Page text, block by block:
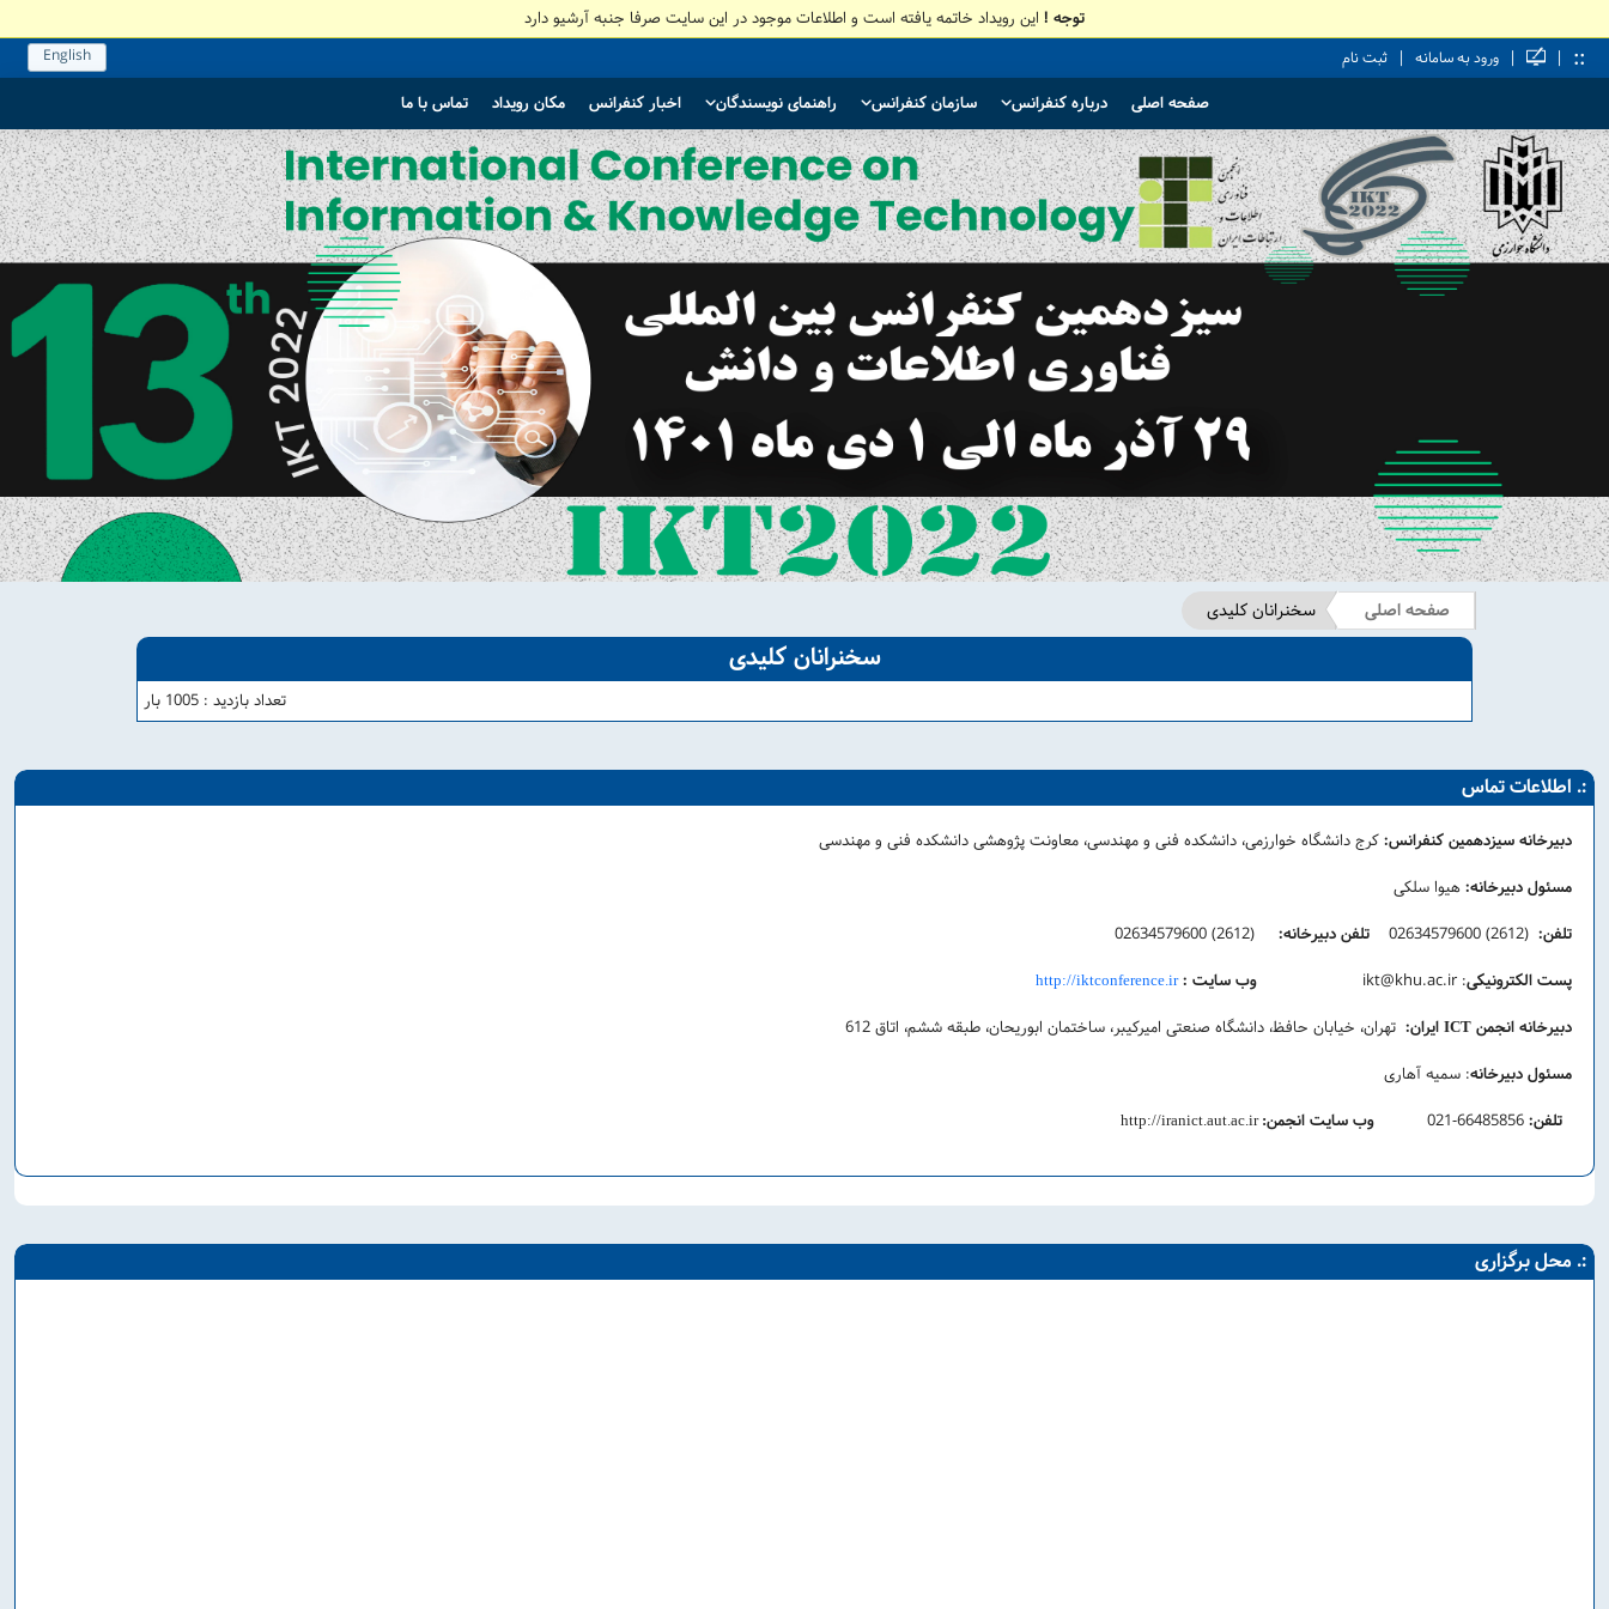
توجه ! این رویداد خاتمه یافته است و اطلاعات موجود در این سایت صرفا جنبه آرشیو دارد
::
|
| ورود به سامانه | ثبت نام English
صفحه اصلی درباره کنفرانس سازمان کنفرانس راهنمای نویسندگان اخبار کنفرانس مکان رویداد تماس با ما
صفحه اصلی سخنرانان کلیدی
سخنرانان کلیدی
تعداد بازدید : 1005 بار
:. اطلاعات تماس
دبیرخانه سیزدهمین کنفرانس:کرج دانشگاه خوارزمی، دانشکده فنی و مهندسی، معاونت پژوهشی دانشکده فنی و مهندسی
مسئول دبیرخانه:هیوا سلکی
تلفن: (2612) 02634579600 تلفن دبیرخانه: (2612) 02634579600
پست الکترونیکی:
ikt@khu.ac.ir وب سایت :http://iktconference.ir
دبیرخانه انجمن ICT ایران: تهران، خیابان حافظ، دانشگاه صنعتی امیرکیبر، ساختمان ابوریحان، طبقه ششم، اتاق 612
مسئول دبیرخانه: سمیه آهاری
تلفن:
وب سایت انجمن:
http://iranict.aut.ac.ir
:. محل برگزاری